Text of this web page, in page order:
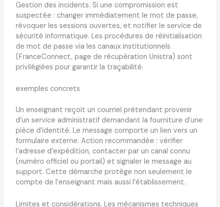
Gestion des incidents. Si une compromission est
suspectée : changer immédiatement le mot de passe,
révoquer les sessions ouvertes, et notifier le service de
sécurité informatique. Les procédures de réinitialisation
de mot de passe via les canaux institutionnels
(FranceConnect, page de récupération Unistra) sont
privilégiées pour garantir la traçabilité.
exemples concrets
Un enseignant reçoit un courriel prétendant provenir
d’un service administratif demandant la fourniture d’une
pièce d’identité. Le message comporte un lien vers un
formulaire externe. Action recommandée : vérifier
l’adresse d’expédition, contacter par un canal connu
(numéro officiel ou portail) et signaler le message au
support. Cette démarche protège non seulement le
compte de l’enseignant mais aussi l’établissement.
Limites et considérations. Les mécanismes techniques